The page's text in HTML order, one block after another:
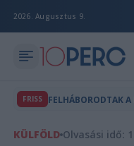
2026. Augusztus 9.
FRISS
KÜLFÖLD Olvasási idő: